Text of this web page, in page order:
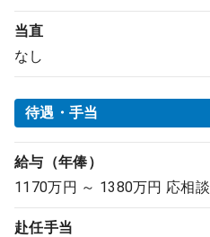
当直
なし
待遇・手当
給与（年俸）
1170万円 ～ 1380万円 応相談
赴任手当